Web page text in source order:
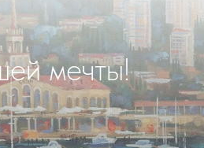
мечты!